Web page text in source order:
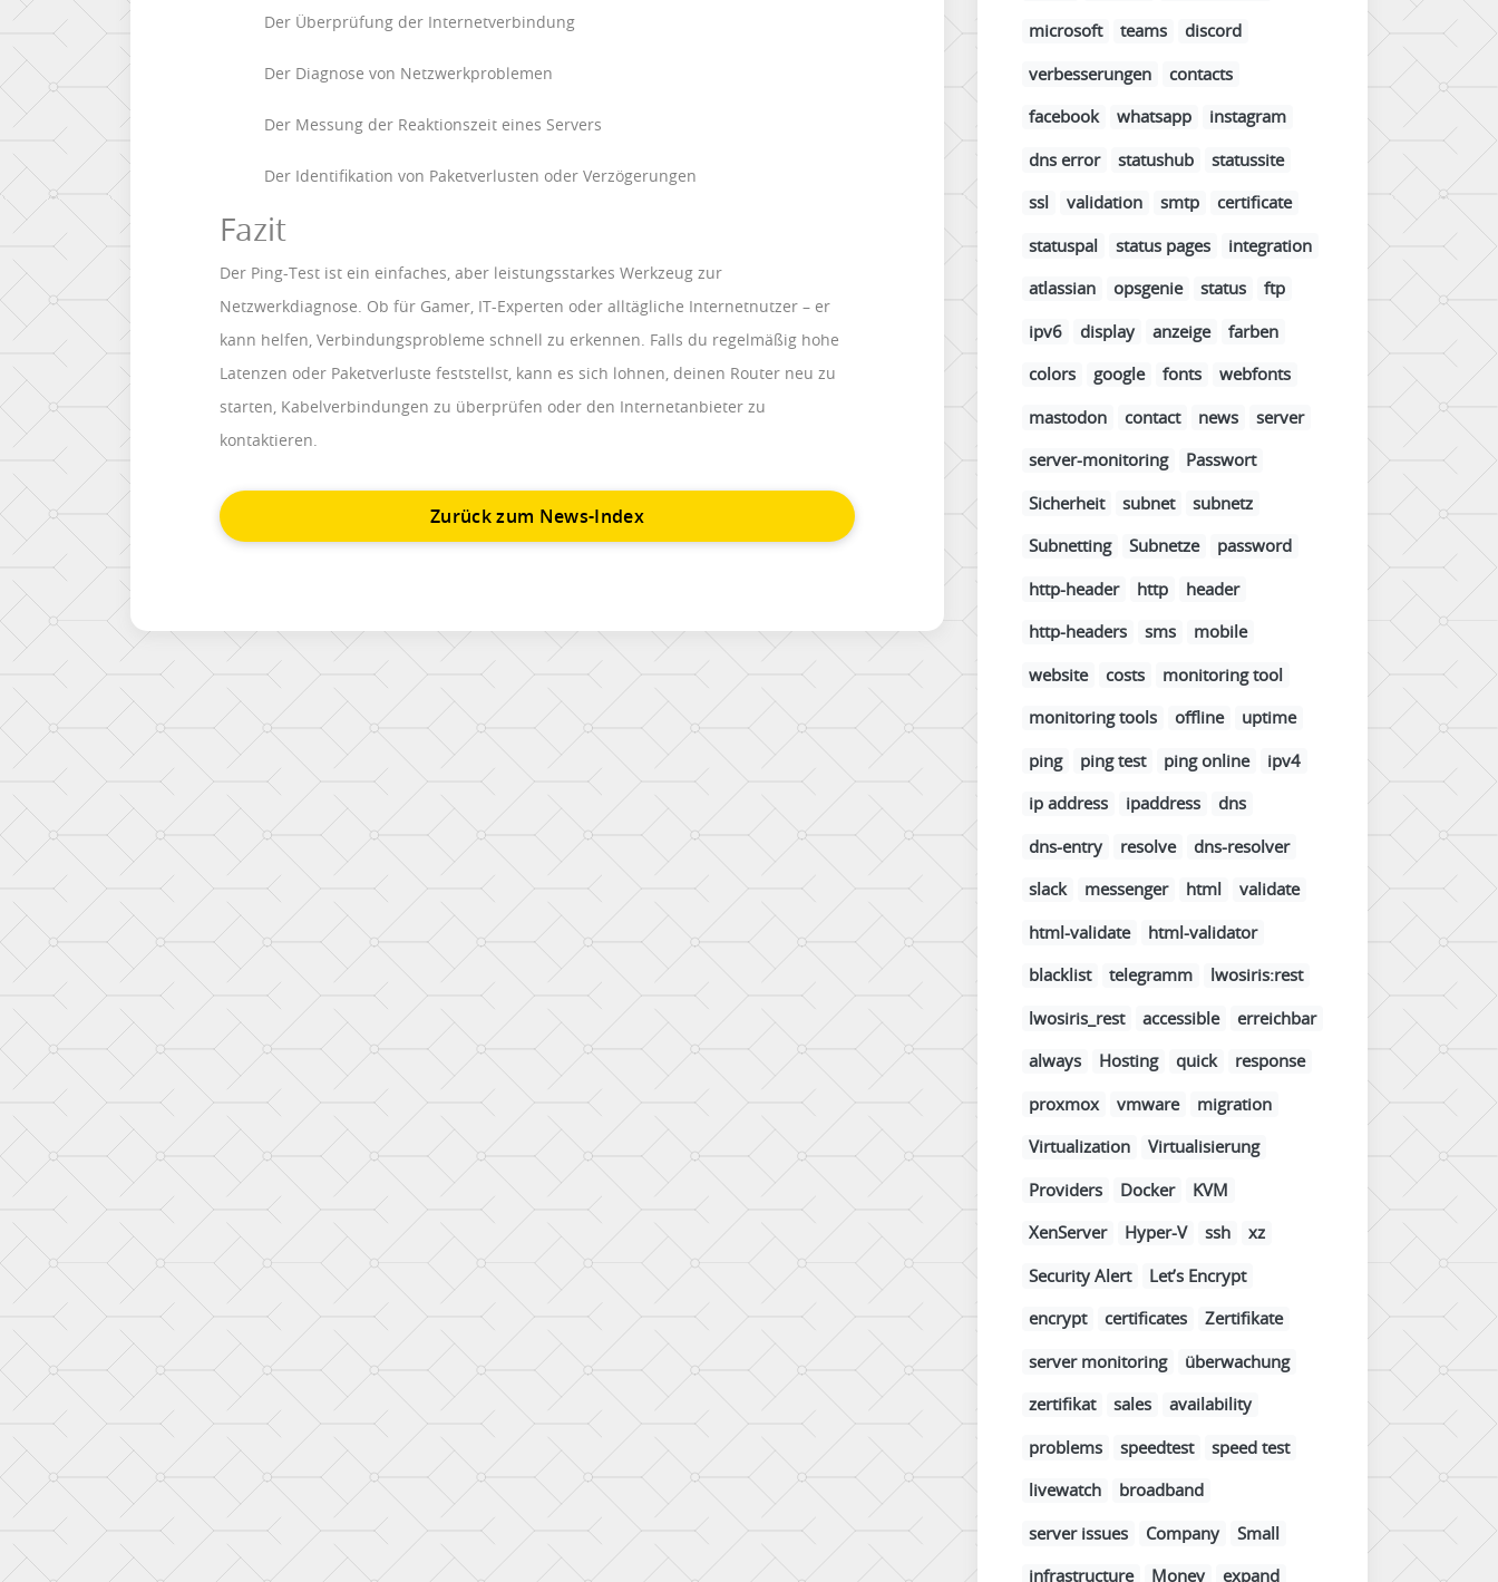
Der Überprüfung der Internetverbindung
Der Diagnose von Netzwerkproblemen
Der Messung der Reaktionszeit eines Servers
Der Identifikation von Paketverlusten oder Verzögerungen
Fazit
Der Ping-Test ist ein einfaches, aber leistungsstarkes Werkzeug zur
Netzwerkdiagnose. Ob für Gamer, IT-Experten oder alltägliche Internetnutzer – er
kann helfen, Verbindungsprobleme schnell zu erkennen. Falls du regelmäßig hohe
Latenzen oder Paketverluste feststellst, kann es sich lohnen, deinen Router neu zu
starten, Kabelverbindungen zu überprüfen oder den Internetanbieter zu
kontaktieren.
Zurück zum News-Index
microsoft
teams
discord
verbesserungen
contacts
facebook
whatsapp
instagram
dns error
statushub
statussite
ssl
validation smtp
certificate
statuspal
status pages
integration
atlassian
opsgenie status
ftp
ipv6
display anzeige
farben
colors
google fonts
webfonts
mastodon
contact news
server
server-monitoring
Passwort
Sicherheit
subnet
subnetz
Subnetting
Subnetze
password
http-header
http
header
http-headers
sms
mobile
website
costs
monitoring tool
monitoring tools
offline
uptime
ping
ping test ping online
ipv4
ip address
ipaddress
dns
dns-entry
resolve
dns-resolver
slack
messenger html
validate
html-validate
html-validator
blacklist
telegramm
lwosiris:rest
lwosiris_rest
accessible
erreichbar
always
Hosting quick
response
proxmox
vmware
migration
Virtualization
Virtualisierung
Providers
Docker
KVM
XenServer
Hyper-V ssh
xz
Security Alert
Let’s Encrypt
encrypt
certificates
Zertifikate
server monitoring
überwachung
zertifikat
sales
availability
problems
speedtest
speed test
livewatch
broadband
server issues
Company
Small
infrastructure
Money expand